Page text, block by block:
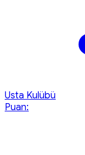
Usta Kulübü
Puan: